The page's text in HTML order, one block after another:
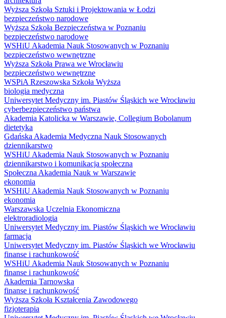
Wyższa Szkoła Sztuki i Projektowania w Łodzi
bezpieczeństwo narodowe
Wyższa Szkoła Bezpieczeństwa w Poznaniu
bezpieczeństwo narodowe
WSHiU Akademia Nauk Stosowanych w Poznaniu
bezpieczeństwo wewnętrzne
Wyższa Szkoła Prawa we Wrocławiu
bezpieczeństwo wewnętrzne
WSPiA Rzeszowska Szkoła Wyższa
biologia medyczna
Uniwersytet Medyczny im. Piastów Śląskich we Wrocławiu
cyberbezpieczeństwo państwa
Akademia Katolicka w Warszawie, Collegium Bobolanum
dietetyka
Gdańska Akademia Medyczna Nauk Stosowanych
dziennikarstwo
WSHiU Akademia Nauk Stosowanych w Poznaniu
dziennikarstwo i komunikacja społeczna
Społeczna Akademia Nauk w Warszawie
ekonomia
WSHiU Akademia Nauk Stosowanych w Poznaniu
ekonomia
Warszawska Uczelnia Ekonomiczna
elektroradiologia
Uniwersytet Medyczny im. Piastów Śląskich we Wrocławiu
farmacja
Uniwersytet Medyczny im. Piastów Śląskich we Wrocławiu
finanse i rachunkowość
WSHiU Akademia Nauk Stosowanych w Poznaniu
finanse i rachunkowość
Akademia Tarnowska
finanse i rachunkowość
Wyższa Szkoła Kształcenia Zawodowego
fizjoterapia